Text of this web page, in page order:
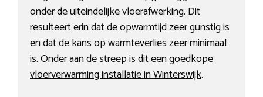
onder de uiteindelijke vloerafwerking. Dit
resulteert erin dat de opwarmtijd zeer gunstig is
en dat de kans op warmteverlies zeer minimaal
is. Onder aan de streep is dit eengoedkope
vloerverwarming installatie in Winterswijk.